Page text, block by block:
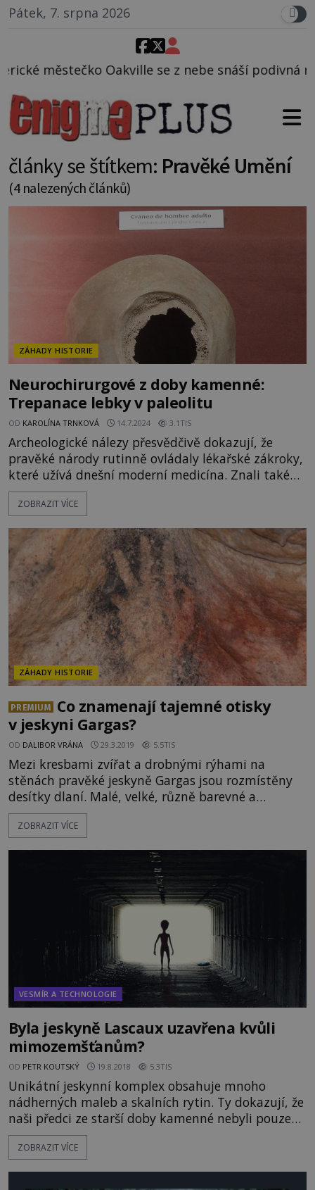
Pátek, 7. srpna 2026
se z nebe snáší podivná rosolovitá látka
články se štítkem: Pravěké Umění
(4 nalezených článků)
ZÁHADY HISTORIE
Neurochirurgové z doby kamenné:
Trepanace lebky v paleolitu
OD KAROLÍNA TRNKOVÁ 14.7.2024 3.1TIS
Archeologické nálezy přesvědčivě dokazují, že
pravěké národy rutinně ovládaly lékařské zákroky,
které užívá dnešní moderní medicína. Znali také
účinné léky a nástroje. Nic z toho by však v
primitivních kulturách existovat nemělo! Odkud
je snad od bohů, kteří přišli z nebes? Pacient
nervózně uléh
ZOBRAZIT VÍCE
ZÁHADY HISTORIE
PREMIUM
Co znamenají tajemné otisky
v jeskyni Gargas?
OD DALIBOR VRÁNA 29.3.2019 5.5TIS
Mezi kresbami zvířat a drobnými rýhami na
stěnách pravěké jeskyně Gargas jsou rozmístěny
desítky dlaní. Malé, velké, různě barevné a
tvarované, ale přesto je něco spojuje. Archeologové
a historici se totiž přou o jejich pravý význam.
pohnutek? Jednalo se o nějaký rituál? Nebo tajné
vzkazy? A proč jsou všechny ruce podivně
znetvořené? Jeskyně Garga
ZOBRAZIT VÍCE
VESMÍR A TECHNOLOGIE
Byla jeskyně Lascaux uzavřena kvůli
mimozemšťanům?
OD PETR KOUTSKÝ 19.8.2018 5.3TIS
Unikátní jeskynní komplex obsahuje mnoho
nádherných maleb a skalních rytin. Ty dokazují, že
naši předci ze starší doby kamenné nebyli pouze
primitivními lovci a sběrači. Proč se však do
Lascaux již nikdy nepodíváte? Stála za tím pouze
ZOBRAZIT VÍCE